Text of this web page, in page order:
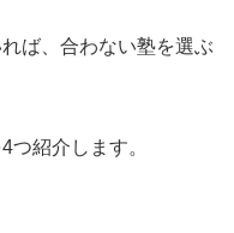
ば、合わない塾を選ぶ
つ紹介します。